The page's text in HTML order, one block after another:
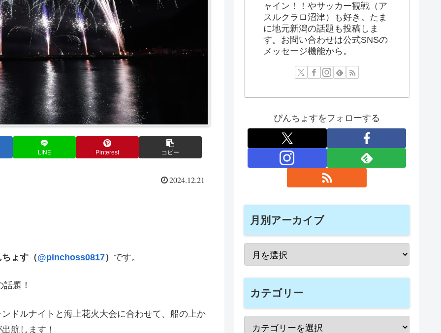
LINE Pinterest コピー
2024.12.21
ょす（@pinchoss0817） です。
題！
ドルナイトと海上花火大会に合わせて、船の上か
航します！
ャイン！！やサッカー観戦（ア
スルクラロ沼津）も好き。たま
に地元新潟の話題も投稿しま
す。お問い合わせは公式SNSの
メッセージ機能から。
ぴんちょすをフォローする
月別アーカイブ
カテゴリー